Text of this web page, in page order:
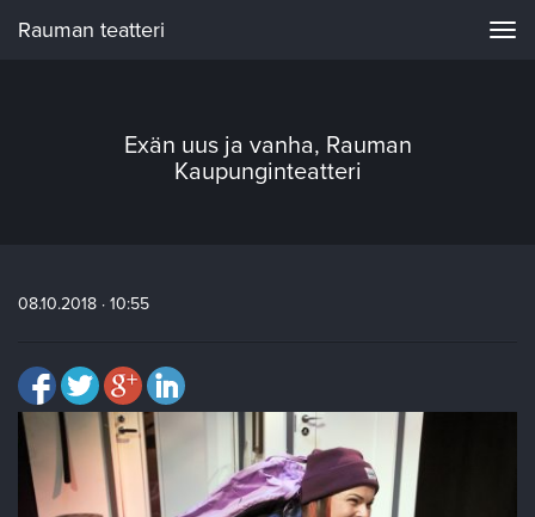
Rauman teatteri
Exän uus ja vanha, Rauman
Kaupunginteatteri
08.10.2018 · 10:55